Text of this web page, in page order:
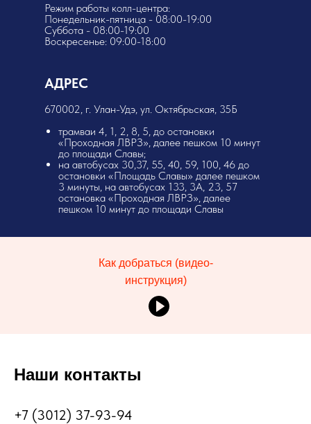
АДРЕС
​670002, г. Улан-Удэ, ул. Октябрьская, 35Б
трамваи 4, 1, 2, 8, 5, до остановки
«Проходная ЛВРЗ», далее пешком 10 минут
до площади Славы;
на автобусах 30,37, 55, 40, 59, 100, 46 до
остановки «Площадь Славы» далее пешком
3 минуты, на автобусах 133, 3А, 23, 57
остановка «Проходная ЛВРЗ», далее
пешком 10 минут до площади Славы
Режим работы колл-центра:
Понедельник-пятница - 08:00-19:00
Суббота - 08:00-19:00
Воскресенье: 09:00-18:00
Как добраться (видео-
инструкция)
Наши контакты
+7 (3012) 37-93-94